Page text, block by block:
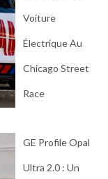
Voiture
Électrique Au
Chicago Street
Race
GE Profile Opal
Ultra 2.0 : Un